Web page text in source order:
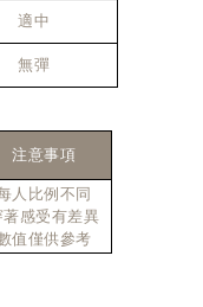
適中
無彈
注意事項
人比例不同
著感受有差異
值僅供參考